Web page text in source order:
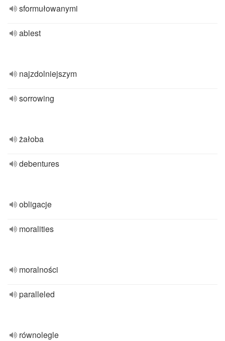
sformułowanymi
ablest
najzdolniejszym
sorrowing
żałoba
debentures
obligacje
moralities
moralności
paralleled
równolegle